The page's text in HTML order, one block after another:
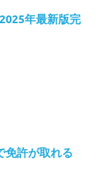
年最新版完
免許が取れる